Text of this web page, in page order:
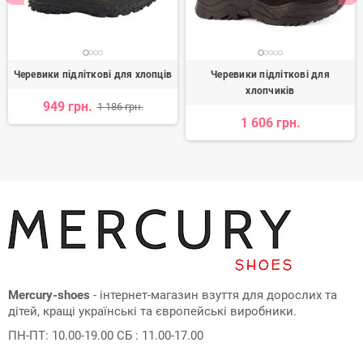
Черевики підліткові для хлопців
949 грн. 1 186 грн.
Черевики підліткові для
хлопчиків
1 606 грн.
Mercury-shoes - інтернет-магазин взуття для дорослих та
дітей, кращі українські та європейські виробники.
ПН-ПТ: 10.00-19.00 СБ : 11.00-17.00